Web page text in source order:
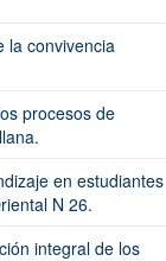
la convivencia
procesos de
en estudiantes
N 26.
integral de los